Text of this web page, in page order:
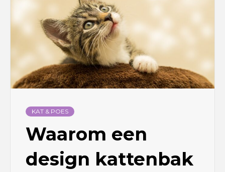
KAT & POES
Waarom een
design kattenbak